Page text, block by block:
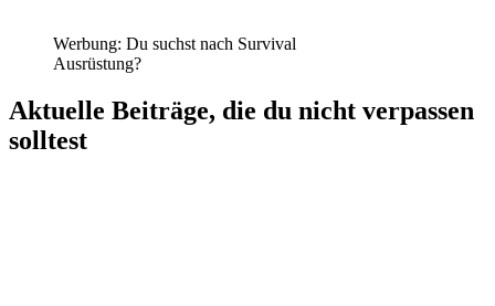
Werbung: Du suchst nach Survival
Ausrüstung?
Aktuelle Beiträge, die du nicht verpassen
solltest